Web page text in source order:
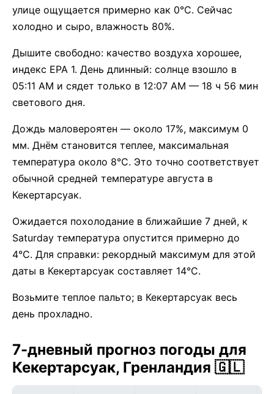
улице ощущается примерно как 0°C. Сейчас
холодно и сыро, влажность 80%.
Дышите свободно: качество воздуха хорошее,
индекс EPA 1. День длинный: солнце взошло в
05:11 AM и сядет только в 12:07 AM — 18 ч 56 мин
светового дня.
Дождь маловероятен — около 17%, максимум 0
мм. Днём становится теплее, максимальная
температура около 8°C. Это точно соответствует
обычной средней температуре августа в
Кекертарсуак.
Ожидается похолодание в ближайшие 7 дней, к
Saturday температура опустится примерно до
4°C. Для справки: рекордный максимум для этой
даты в Кекертарсуак составляет 14°C.
Возьмите теплое пальто; в Кекертарсуак весь
день прохладно.
7-дневный прогноз погоды для
Кекертарсуак, Гренландия 🇬🇱